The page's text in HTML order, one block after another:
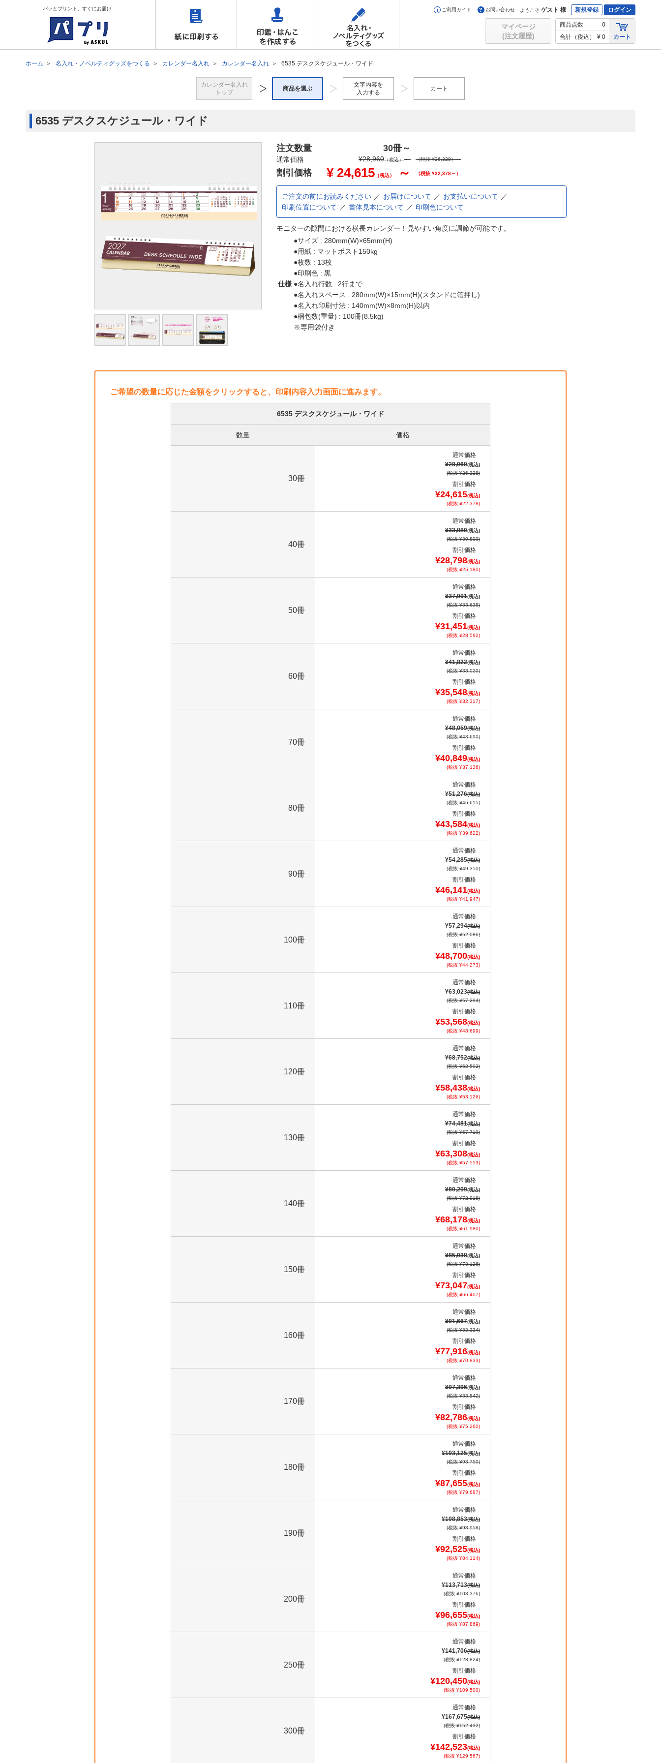
パッとプリント、すぐにお届け ご利用ガイド お問い合わせ ようこそ ゲスト 様 新規登録 ログイン
マイページ
(注文履歴)
商品点数
0
合計（税込）
¥ 0 カート
ホーム 名入れ・ノベルティグッズをつくる カレンダー名入れ カレンダー名入れ 6535 デスクスケジュール・ワイド
カレンダー名入れ
トップ
商品を選ぶ
文字内容を
入力する
カート
6535 デスクスケジュール・ワイド
注文数量 30冊～
通常価格 ¥28,960（税込）～ （税抜 ¥26,328）～
割引価格 ¥ 24,615 （税込） ～ （税抜 ¥22,378～）
ご注文の前にお読みください お届けについて
お支払いについて
印刷位置について
書体見本について 印刷色について
モニターの隙間における横長カレンダー！見やすい角度に調節が可能です。
仕様
●サイズ : 280mm(W)×65mm(H)
●用紙 : マットポスト150kg
●枚数 : 13枚
●印刷色 : 黒
●名入れ行数 : 2行まで
●名入れスペース : 280mm(W)×15mm(H)(スタンドに箔押し)
●名入れ印刷寸法 : 140mm(W)×8mm(H)以内
●梱包数(重量) : 100冊(8.5kg)
※専用袋付き
ご希望の数量に応じた金額をクリックすると、印刷内容入力画面に進みます。
6535 デスクスケジュール・ワイド
数量 価格
30冊
通常価格
¥28,960(税込)
(税抜 ¥26,328)
割引価格
¥24,615(税込)
(税抜 ¥22,378)
40冊
通常価格
¥33,880(税込)
(税抜 ¥30,800)
割引価格
¥28,798(税込)
(税抜 ¥26,180)
50冊
通常価格
¥37,001(税込)
(税抜 ¥33,638)
割引価格
¥31,451(税込)
(税抜 ¥28,592)
60冊
通常価格
¥41,822(税込)
(税抜 ¥38,020)
割引価格
¥35,548(税込)
(税抜 ¥32,317)
70冊
通常価格
¥48,059(税込)
(税抜 ¥43,690)
割引価格
¥40,849(税込)
(税抜 ¥37,136)
80冊
通常価格
¥51,276(税込)
(税抜 ¥46,615)
割引価格
¥43,584(税込)
(税抜 ¥39,622)
90冊
通常価格
¥54,285(税込)
(税抜 ¥49,350)
割引価格
¥46,141(税込)
(税抜 ¥41,947)
100冊
通常価格
¥57,294(税込)
(税抜 ¥52,086)
割引価格
¥48,700(税込)
(税抜 ¥44,273)
110冊
通常価格
¥63,023(税込)
(税抜 ¥57,294)
割引価格
¥53,568(税込)
(税抜 ¥48,699)
120冊
通常価格
¥68,752(税込)
(税抜 ¥62,502)
割引価格
¥58,438(税込)
(税抜 ¥53,126)
130冊
通常価格
¥74,481(税込)
(税抜 ¥67,710)
割引価格
¥63,308(税込)
(税抜 ¥57,553)
140冊
通常価格
¥80,209(税込)
(税抜 ¥72,918)
割引価格
¥68,178(税込)
(税抜 ¥61,980)
150冊
通常価格
¥85,938(税込)
(税抜 ¥78,126)
割引価格
¥73,047(税込)
(税抜 ¥66,407)
160冊
通常価格
¥91,667(税込)
(税抜 ¥83,334)
割引価格
¥77,916(税込)
(税抜 ¥70,833)
170冊
通常価格
¥97,396(税込)
(税抜 ¥88,542)
割引価格
¥82,786(税込)
(税抜 ¥75,260)
180冊
通常価格
¥103,125(税込)
(税抜 ¥93,750)
割引価格
¥87,655(税込)
(税抜 ¥79,687)
190冊
通常価格
¥108,853(税込)
(税抜 ¥98,958)
割引価格
¥92,525(税込)
(税抜 ¥84,114)
200冊
通常価格
¥113,713(税込)
(税抜 ¥103,376)
割引価格
¥96,655(税込)
(税抜 ¥87,869)
250冊
通常価格
¥141,706(税込)
(税抜 ¥128,824)
割引価格
¥120,450(税込)
(税抜 ¥109,500)
300冊
通常価格
¥167,675(税込)
(税抜 ¥152,432)
割引価格
¥142,523(税込)
(税抜 ¥129,567)